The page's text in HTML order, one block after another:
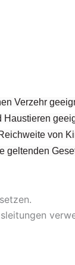
Verzehr
Haustieren
von
geltenden